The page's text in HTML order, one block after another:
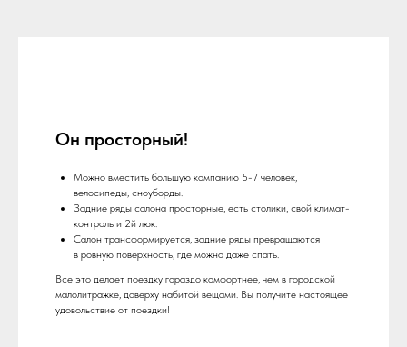
Он просторный!
Можно вместить большую компанию 5-7 человек,
велосипеды, сноуборды.
Задние ряды салона просторные, есть столики, свой климат-
контроль и 2й люк.
Салон трансформируется, задние ряды превращаются
в ровную поверхность, где можно даже спать.
Все это делает поездку гораздо комфортнее, чем в городской
малолитражке, доверху набитой вещами. Вы получите настоящее
удовольствие от поездки!